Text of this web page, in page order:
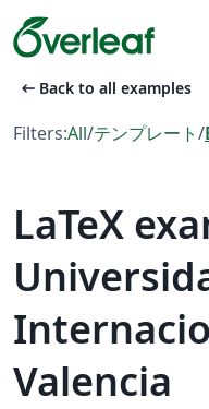
arrow_left_alt Back to all examples
Filters:All/テンプレート/
LaTeX
Valencia